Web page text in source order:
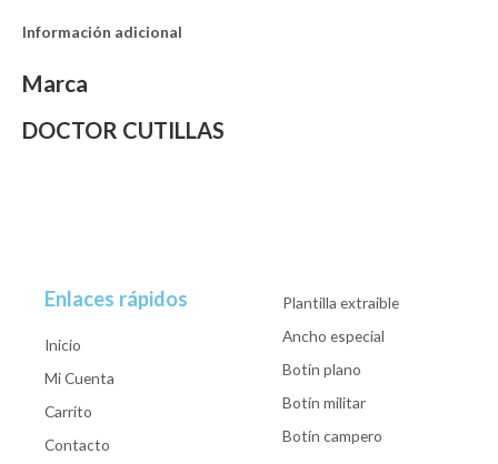
Información adicional
Marca
DOCTOR CUTILLAS
Enlaces rápidos
Inicio
Mi Cuenta
Carrito
Contacto
Plantilla extraible
Ancho especial
Botín plano
Botín militar
Botín campero